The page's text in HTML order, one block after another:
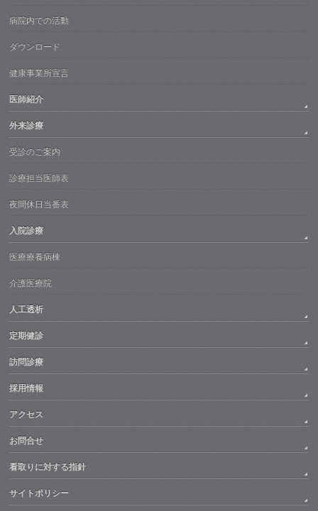
病院内での活動
ダウンロード
健康事業所宣言
医師紹介
外来診療
受診のご案内
診療担当医師表
夜間休日当番表
入院診療
医療療養病棟
介護医療院
人工透析
定期健診
訪問診療
採用情報
アクセス
お問合せ
看取りに対する指針
サイトポリシー